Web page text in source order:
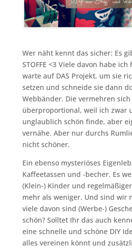
Wer näht kennt das sicher: Es
STOFFE <3 Viele davon habe
warte auf DAS Projekt, um sie
setzen und schneide sie dann
Webbänder. Die vermehren
überproportional, weil ich zwar
unglaublich schön finde, aber
vernähe. Aber nur durchs
nicht schöner.
Ein ebenso mysteriöses
Kaffeetassen und -becher. Es
(Klein-) Kinder und
mehr als weniger. Und sind wir
viele davon sind (Werbe-)
schön? Solltet Ihr das auch
eine schnelle und schöne DIY
alles vereinen könnt und